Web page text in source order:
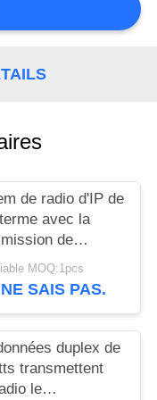
de radio d'IP de
avec la
de
périodiques
MOQ:1pcs
SAIS PAS.
duplex de
transmettent
le